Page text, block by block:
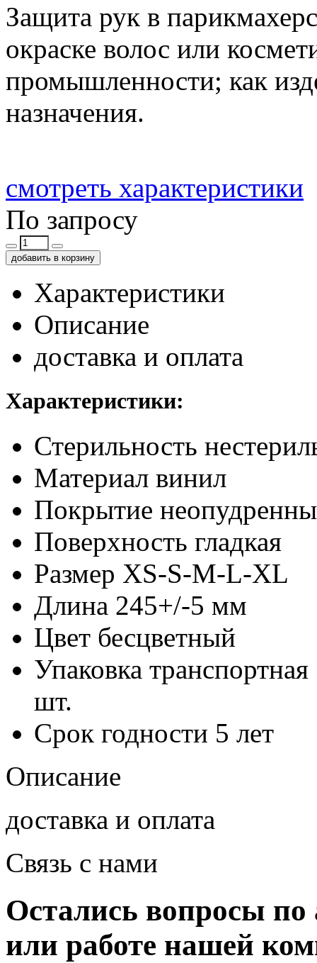
Защита рук в
окраске волос или
промышленности; как
назначения.
смотреть характеристики
По запросу
добавить в корзину
Характеристики
Описание
доставка и оплата
Характеристики:
Стерильность
Материал винил
Покрытие
Поверхность гладкая
Размер XS-S-M-L-XL
Длина 245+/-5 мм
Цвет бесцветный
Упаковка транспортная
шт.
Срок годности 5 лет
Описание
доставка и оплата
Связь с нами
Остались вопросы по
или работе нашей